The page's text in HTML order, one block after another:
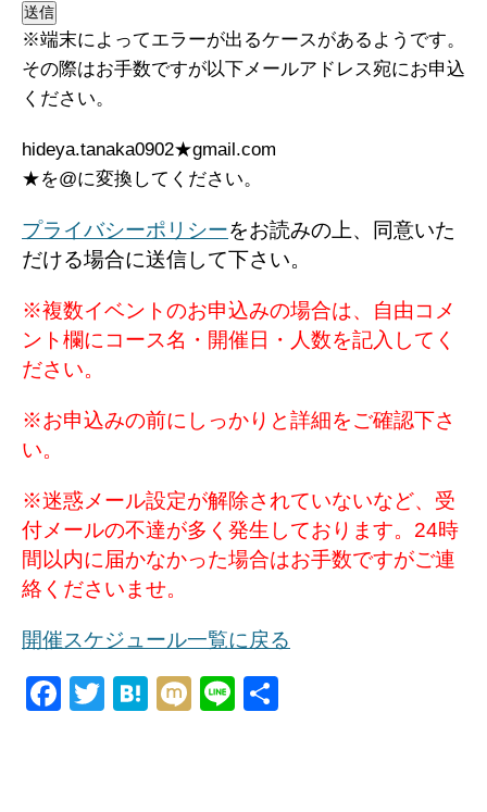
※端末によってエラーが出るケースがあるようです。
その際はお手数ですが以下メールアドレス宛にお申込
ください。
hideya.tanaka0902★gmail.com
★を@に変換してください。
プライバシーポリシーをお読みの上、同意いた
だける場合に送信して下さい。
※複数イベントのお申込みの場合は、自由コメ
ント欄にコース名・開催日・人数を記入してく
ださい。
※お申込みの前にしっかりと詳細をご確認下さ
い。
※迷惑メール設定が解除されていないなど、受
付メールの不達が多く発生しております。24時
間以内に届かなかった場合はお手数ですがご連
絡くださいませ。
開催スケジュール一覧に戻る
F
T
H
M
Li